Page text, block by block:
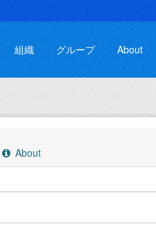
組織 グループ About
About